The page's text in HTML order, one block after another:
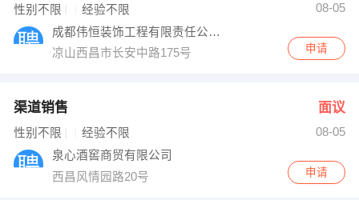
性别不限 经验不限
08-05
成都伟恒装饰工程有限责任公司凉山分公司
凉山西昌市长安中路175号
申请
渠道销售 面议
性别不限 经验不限
08-05
泉心酒窖商贸有限公司
西昌风情园路20号
申请